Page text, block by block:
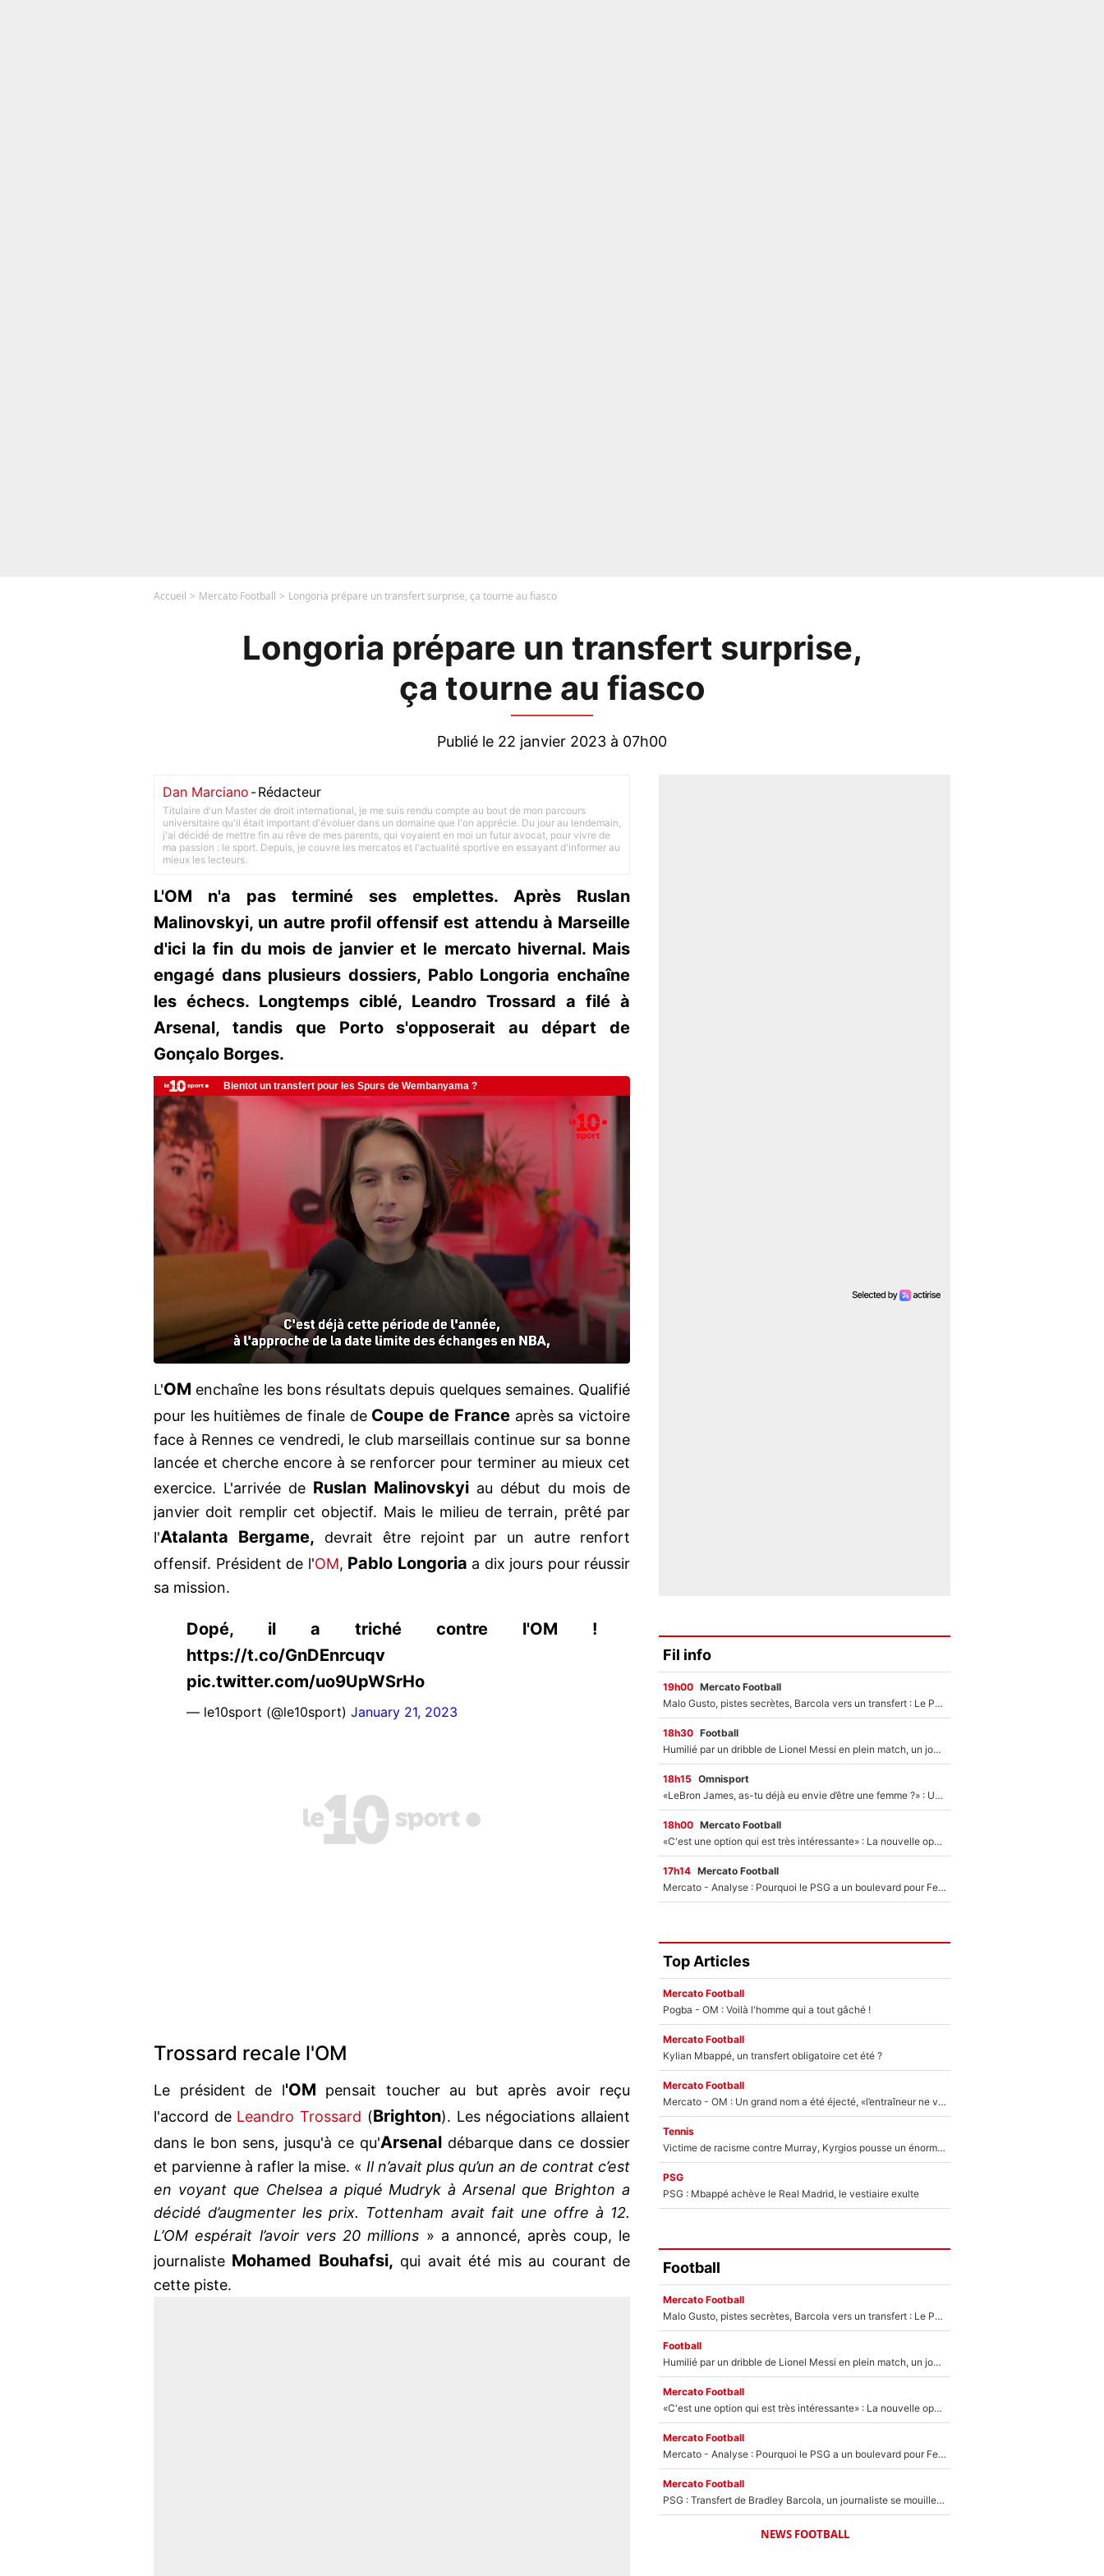
Accueil Mercato Football Longoria prépare un transfert surprise, ça tourne au fiasco
Longoria prépare un transfert surprise,
ça tourne au fiasco
Publié le 22 janvier 2023 à 07h00
Dan Marciano -Rédacteur
Titulaire d'un Master de droit international, je me suis rendu compte au bout de mon parcours
universitaire qu'il était important d'évoluer dans un domaine que l'on apprécie. Du jour au lendemain,
j'ai décidé de mettre fin au rêve de mes parents, qui voyaient en moi un futur avocat, pour vivre de
ma passion : le sport. Depuis, je couvre les mercatos et l'actualité sportive en essayant d'informer au
mieux les lecteurs.
L'OM n'a pas terminé ses emplettes. Après Ruslan
Malinovskyi, un autre profil offensif est attendu à Marseille
d'ici la fin du mois de janvier et le mercato hivernal. Mais
engagé dans plusieurs dossiers, Pablo Longoria enchaîne
les échecs. Longtemps ciblé, Leandro Trossard a filé à
Arsenal, tandis que Porto s'opposerait au départ de
Gonçalo Borges.
L'OM enchaîne les bons résultats depuis quelques semaines. Qualifié
pour les huitièmes de finale de Coupe de Franceaprès sa victoire
face à Rennes ce vendredi, le club marseillais continue sur sa bonne
lancée et cherche encore à se renforcer pour terminer au mieux cet
exercice. L'arrivée de Ruslan Malinovskyi au début du mois de
janvier doit remplir cet objectif. Mais le milieu de terrain, prêté par
l'Atalanta Bergame, devrait être rejoint par un autre renfort
offensif. Président de l'OM, Pablo Longoria a dix jours pour réussir
sa mission.
Dopé, il a triché contre l'OM !
https://t.co/GnDEnrcuqv
pic.twitter.com/uo9UpWSrHo
— le10sport (@le10sport) January 21, 2023
Trossard recale l'OM
Le président de l'OM pensait toucher au but après avoir reçu
l'accord de Leandro Trossard (Brighton). Les négociations allaient
dans le bon sens, jusqu'à ce qu'Arsenal débarque dans ce dossier
et parvienne à rafler la mise. « Il n’avait plus qu’un an de contrat c’est
en voyant que Chelsea a piqué Mudryk à Arsenal que Brighton a
décidé d’augmenter les prix. Tottenham avait fait une offre à 12.
L’OM espérait l’avoir vers 20 millions » a annoncé, après coup, le
journaliste Mohamed Bouhafsi, qui avait été mis au courant de
cette piste.
Fil info
19h00 Mercato Football
Malo Gusto, pistes secrètes, Barcola vers un transfert : Le PSG prépare encore des surprises sur le mercato
18h30 Football
Humilié par un dribble de Lionel Messi en plein match, un joueur d’Arsenal a changé de coiffure pour passer incognito !
18h15 Omnisport
«LeBron James, as-tu déjà eu envie d’être une femme ?» : Un dérapage de Donald Trump sur la superstar de la NBA refait surface
18h00 Mercato Football
«C'est une option qui est très intéressante» : La nouvelle opération évoquée au PSG est déjà validée dans l’After Foot
17h14 Mercato Football
Mercato - Analyse : Pourquoi le PSG a un boulevard pour Ferran Torres
Top Articles
Mercato Football
Pogba - OM : Voilà l'homme qui a tout gâché !
Mercato Football
Kylian Mbappé, un transfert obligatoire cet été ?
Mercato Football
Mercato - OM : Un grand nom a été éjecté, «l’entraîneur ne voulait pas me conserver»
Tennis
Victime de racisme contre Murray, Kyrgios pousse un énorme coup de gueule !
PSG
PSG : Mbappé achève le Real Madrid, le vestiaire exulte
Football
Mercato Football
Malo Gusto, pistes secrètes, Barcola vers un transfert : Le PSG prépare encore des surprises sur le mercato
Football
Humilié par un dribble de Lionel Messi en plein match, un joueur d’Arsenal a changé de coiffure pour passer incognito !
Mercato Football
«C'est une option qui est très intéressante» : La nouvelle opération évoquée au PSG est déjà validée dans l’After Foot
Mercato Football
Mercato - Analyse : Pourquoi le PSG a un boulevard pour Ferran Torres
Mercato Football
PSG : Transfert de Bradley Barcola, un journaliste se mouille et annonce déjà la fin du feuilleton !
NEWS FOOTBALL